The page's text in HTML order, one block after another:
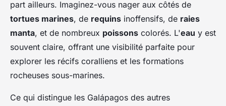
part ailleurs. Imaginez-vous nager aux côtés de
tortues marines, de requins inoffensifs, de raies
manta, et de nombreux poissons colorés. L'eau y est
souvent claire, offrant une visibilité parfaite pour
explorer les récifs coralliens et les formations
rocheuses sous-marines.
Ce qui distingue les Galápagos des autres